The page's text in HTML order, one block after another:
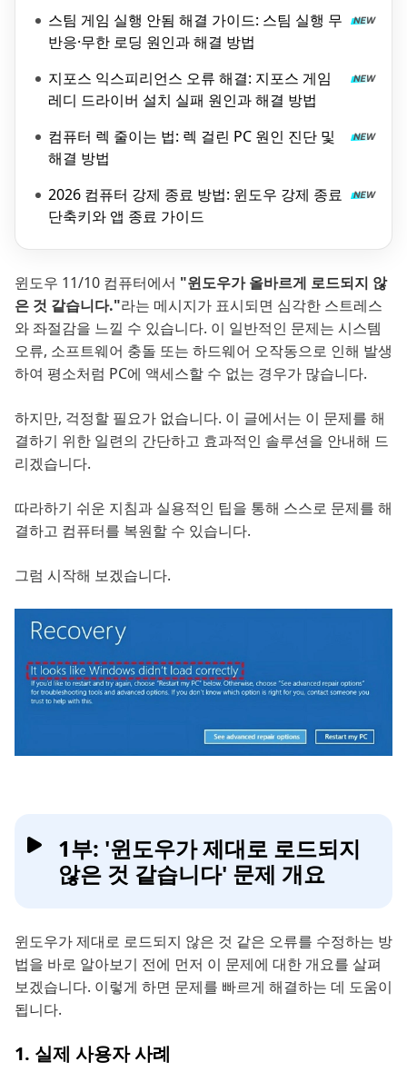
스팀 게임 실행 안됨 해결 가이드: 스팀 실행 무
반응·무한 로딩 원인과 해결 방법
지포스 익스피리언스 오류 해결: 지포스 게임
레디 드라이버 설치 실패 원인과 해결 방법
컴퓨터 렉 줄이는 법: 렉 걸린 PC 원인 진단 및
해결 방법
2026 컴퓨터 강제 종료 방법: 윈도우 강제 종료
단축키와 앱 종료 가이드
윈도우 11/10 컴퓨터에서 "윈도우가 올바르게 로드되지 않
은 것 같습니다."라는 메시지가 표시되면 심각한 스트레스
와 좌절감을 느낄 수 있습니다. 이 일반적인 문제는 시스템
오류, 소프트웨어 충돌 또는 하드웨어 오작동으로 인해 발생
하여 평소처럼 PC에 액세스할 수 없는 경우가 많습니다.
하지만, 걱정할 필요가 없습니다. 이 글에서는 이 문제를 해
결하기 위한 일련의 간단하고 효과적인 솔루션을 안내해 드
리겠습니다.
따라하기 쉬운 지침과 실용적인 팁을 통해 스스로 문제를 해
결하고 컴퓨터를 복원할 수 있습니다.
그럼 시작해 보겠습니다.
1부: '윈도우가 제대로 로드되지
않은 것 같습니다' 문제 개요
윈도우가 제대로 로드되지 않은 것 같은 오류를 수정하는 방
법을 바로 알아보기 전에 먼저 이 문제에 대한 개요를 살펴
보겠습니다. 이렇게 하면 문제를 빠르게 해결하는 데 도움이
됩니다.
1. 실제 사용자 사례